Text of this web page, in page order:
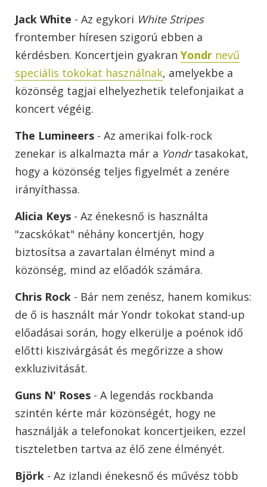
Jack White - Az egykori White Stripes
frontember híresen szigorú ebben a
kérdésben. Koncertjein gyakran Yondr nevű
speciális tokokat használnak, amelyekbe a
közönség tagjai elhelyezhetik telefonjaikat a
koncert végéig.
The Lumineers - Az amerikai folk-rock
zenekar is alkalmazta már a Yondrtasakokat,
hogy a közönség teljes figyelmét a zenére
irányíthassa.
Alicia Keys - Az énekesnő is használta
"zacskókat" néhány koncertjén, hogy
biztosítsa a zavartalan élményt mind a
közönség, mind az előadók számára.
Chris Rock - Bár nem zenész, hanem komikus:
de ő is használt már Yondr tokokat stand-up
előadásai során, hogy elkerülje a poénok idő
előtti kiszivárgását és megőrizze a show
exkluzivitását.
Guns N' Roses - A legendás rockbanda
szintén kérte már közönségét, hogy ne
használják a telefonokat koncertjeiken, ezzel
tiszteletben tartva az élő zene élményét.
Björk - Az izlandi énekesnő és művész több